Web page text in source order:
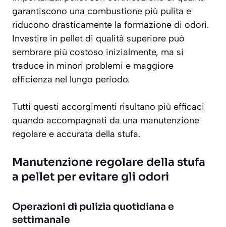
garantiscono una combustione più pulita e
riducono drasticamente la formazione di odori.
Investire in pellet di qualità superiore può
sembrare più costoso inizialmente, ma si
traduce in minori problemi e maggiore
efficienza nel lungo periodo.
Tutti questi accorgimenti risultano più efficaci
quando accompagnati da una manutenzione
regolare e accurata della stufa.
Manutenzione regolare della stufa
a pellet per evitare gli odori
Operazioni di pulizia quotidiana e
settimanale